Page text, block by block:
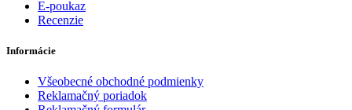
E-poukaz
Recenzie
Informácie
Všeobecné obchodné podmienky
Reklamačný poriadok